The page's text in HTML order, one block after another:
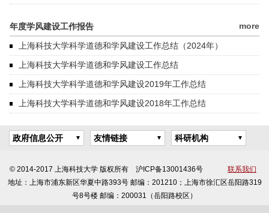
年度学风建设工作报告 more
上海科技大学科学道德和学风建设工作总结（2024年）
上海科技大学科学道德和学风建设工作总结
上海科技大学科学道德和学风建设2019年工作总结
上海科技大学科学道德和学风建设2018年工作总结
政府信息公开 友情链接 科研机构
© 2014-2017 上海科技大学 版权所有 沪ICP备13001436号
联系我们
地址：上海市浦东新区华夏中路393号 邮编：201210；上海市徐汇区岳阳路319
号8号楼 邮编：200031（岳阳路校区）